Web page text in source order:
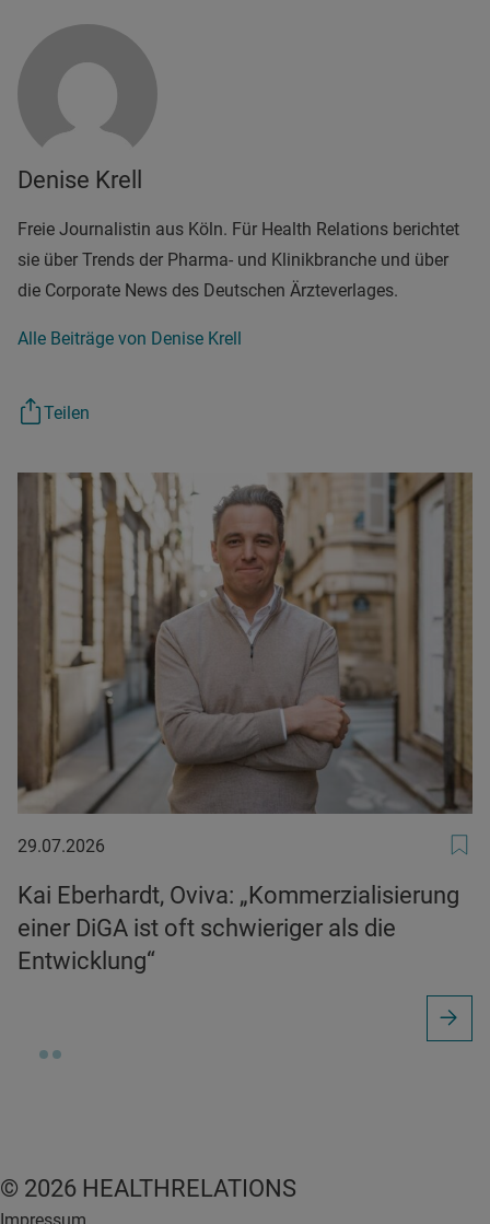
Denise Krell
Freie Journalistin aus Köln. Für Health Relations berichtet
sie über Trends der Pharma- und Klinikbranche und über
die Corporate News des Deutschen Ärzteverlages.
Alle Beiträge von Denise Krell
Teilen
29.07.2026
29.07.2026
Kai Eberhardt, Oviva: „Kommerzialisierung
einer DiGA ist oft schwieriger als die
Entwicklung“
© 2026 HEALTHRELATIONS